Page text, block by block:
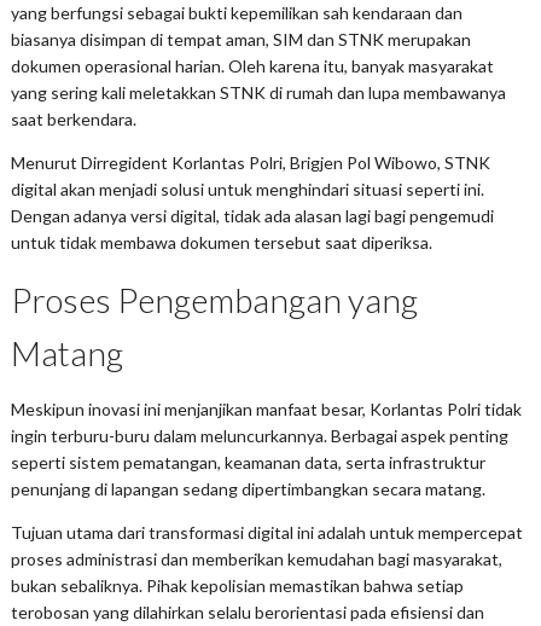
yang berfungsi sebagai bukti kepemilikan sah kendaraan dan
biasanya disimpan di tempat aman, SIM dan STNK merupakan
dokumen operasional harian. Oleh karena itu, banyak masyarakat
yang sering kali meletakkan STNK di rumah dan lupa membawanya
saat berkendara.
Menurut Dirregident Korlantas Polri, Brigjen Pol Wibowo, STNK
digital akan menjadi solusi untuk menghindari situasi seperti ini.
Dengan adanya versi digital, tidak ada alasan lagi bagi pengemudi
untuk tidak membawa dokumen tersebut saat diperiksa.
Proses Pengembangan yang
Matang
Meskipun inovasi ini menjanjikan manfaat besar, Korlantas Polri tidak
ingin terburu-buru dalam meluncurkannya. Berbagai aspek penting
seperti sistem pematangan, keamanan data, serta infrastruktur
penunjang di lapangan sedang dipertimbangkan secara matang.
Tujuan utama dari transformasi digital ini adalah untuk mempercepat
proses administrasi dan memberikan kemudahan bagi masyarakat,
bukan sebaliknya. Pihak kepolisian memastikan bahwa setiap
terobosan yang dilahirkan selalu berorientasi pada efisiensi dan